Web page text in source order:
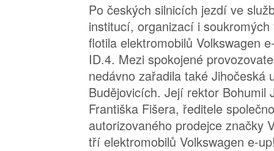
Po českých silnicích jezdí ve
institucí, organizací i
flotila elektromobilů Volkswagen
ID.4. Mezi spokojené
nedávno zařadila také Jihočeská
Budějovicích. Její rektor Bohumil
Františka Fišera, ředitele
autorizovaného prodejce značky
tří elektromobilů Volkswagen e-